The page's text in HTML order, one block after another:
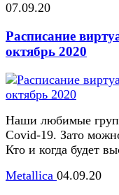
07.09.20
Расписание
октябрь 2020
Наши любимые
Covid-19. Зато
Кто и когда будет
Metallica 04.09.20